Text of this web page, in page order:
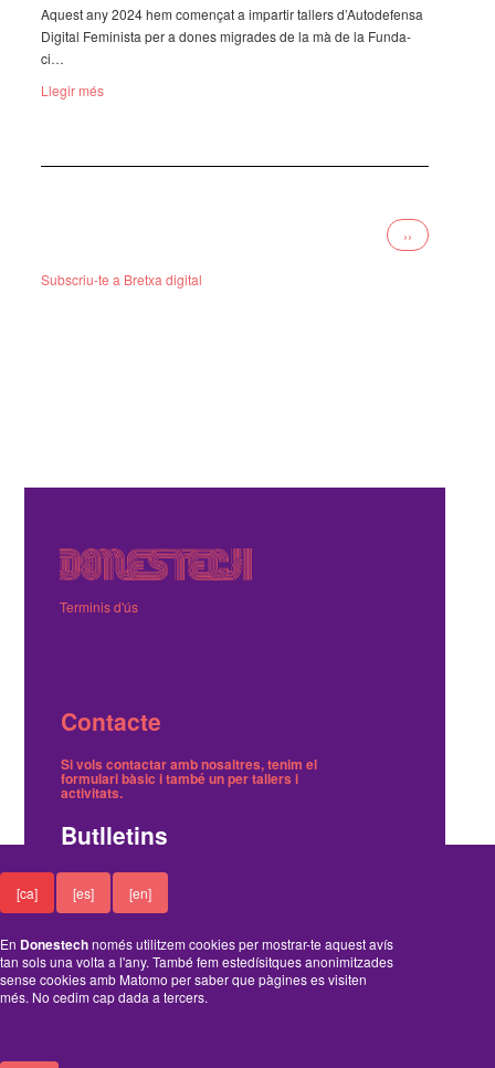
[ca] [es] [en]
En Donestechnomés utilitzem cookies per mostrar-te aquest avís
tan sols una volta a l'any. També fem estedísitques anonimitzades
sense cookies amb Matomo per saber que pàgines es visiten
més. No cedim cap dada a tercers.
Aquest any 2024 hem comen­çat a impar­tir tallers d’Au­to­de­fensa
Digi­tal Femi­nista per a dones migra­des de la mà de la Funda­
ci…
Llegir més
Pàgina
següent
››
Subscriu-te a Bretxa digital
Terminis d'ús
Contacte
Si vols contactar amb nosaltres, tenim el
formulari bàsic i tambéun per tallers i
activitats.
Butlletins
Tenim dos butlletins, un trimestral de notícies i
un on avisem dels tallers gratuïts.
inscriure't o cancel·lar-ne la subscripció
Funciona amb el Drupal